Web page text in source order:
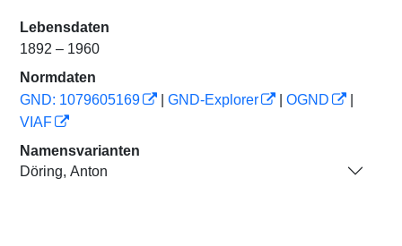
Lebensdaten
1892 – 1960
Normdaten
GND: 1079605169
GND-Explorer OGND
VIAF
Namensvarianten
Döring, Anton